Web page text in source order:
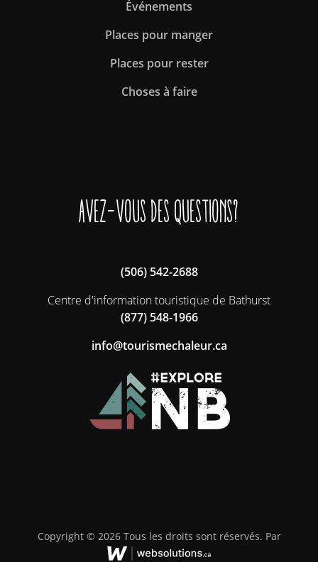
Événements
Places pour manger
Places pour rester
Choses à faire
Avez-vous des questions?
(506) 542-2688
Centre d'information touristique de Bathurst
(877) 548-1966
ac.ruelahcemsiruot@ofni
Copyright © 2026 Tous les droits sont réservés. Par